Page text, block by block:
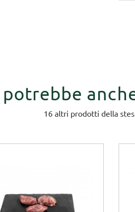
potrebbe
16 altri prodotti della